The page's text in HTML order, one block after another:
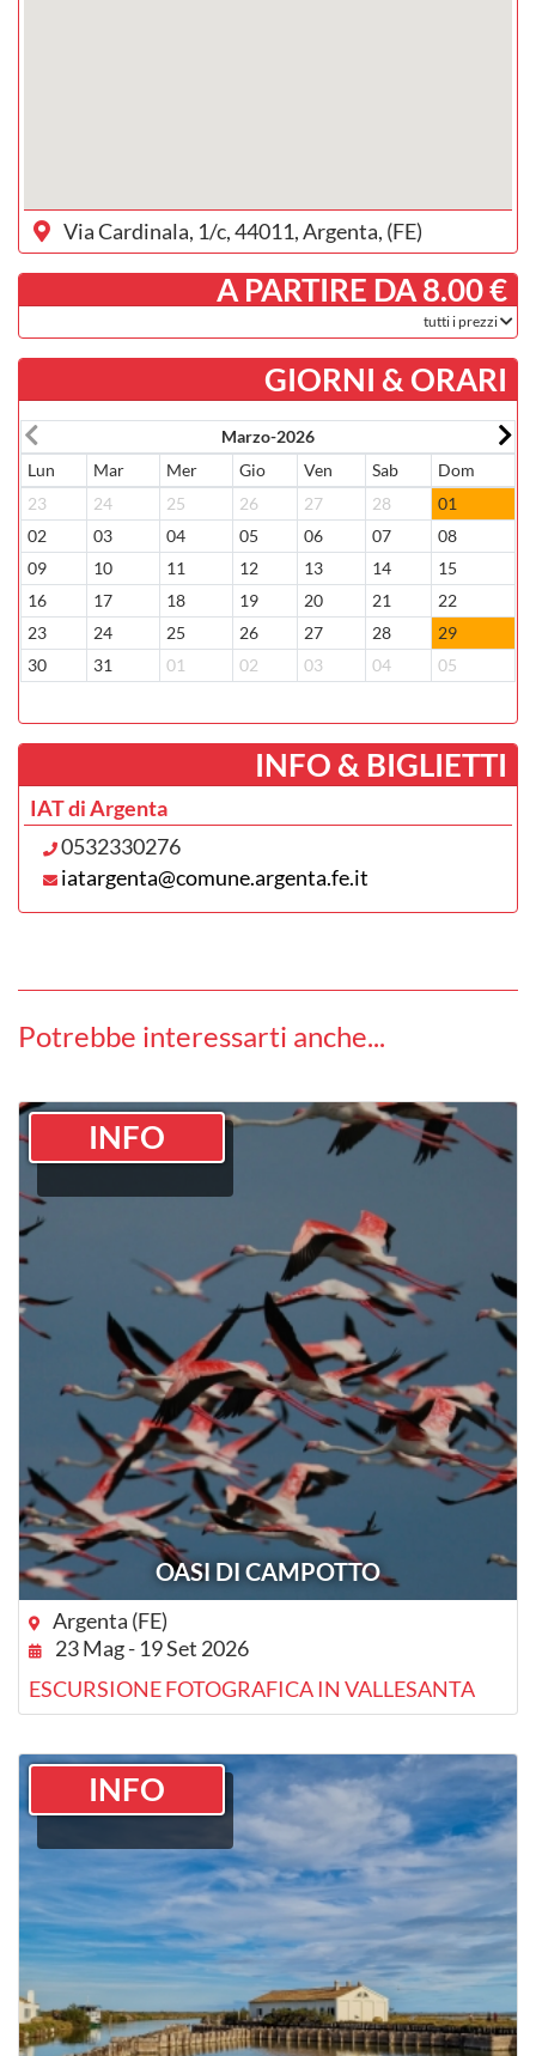
Via Cardinala, 1/c, 44011, Argenta, (FE)
­ A PARTIRE DA 8.00 €
tutti i prezzi
GIORNI & ORARI
Marzo-2026
Lun
Mar Mer Gio Ven Sab
Dom
23
24 25 26 27 28
01
02
03 04 05 06 07
08
09
10 11 12 13 14
15
16
17 18 19 20 21
22
23
24 25 26 27 28
29
30
31 01 02 03 04 05
­INFO & BIGLIETTI
IAT di Argenta
0532330276
iatargenta@comune.argenta.fe.it
Potrebbe interessarti anche...
OASI DI CAMPOTTO
INFO
Argenta (FE)
23 Mag - 19 Set 2026
ESCURSIONE FOTOGRAFICA IN VALLESANTA
INFO